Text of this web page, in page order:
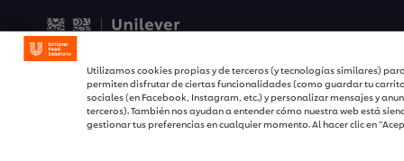
Utilizamos cookies propias y de terceros (y tecnologías similares)
permiten disfrutar de ciertas funcionalidades (como guardar tu
sociales (en Facebook, Instagram, etc.) y personalizar mensajes y
terceros). También nos ayudan a entender cómo nuestra web está
gestionar tus preferencias en cualquier momento. Al hacer clic en